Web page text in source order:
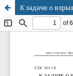
К задаче о